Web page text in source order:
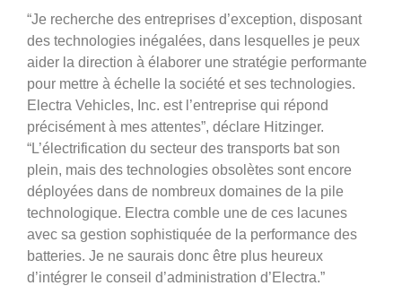
“Je recherche des entreprises d’exception, disposant
des technologies inégalées, dans lesquelles je peux
aider la direction à élaborer une stratégie performante
pour mettre à échelle la société et ses technologies.
Electra Vehicles, Inc. est l’entreprise qui répond
précisément à mes attentes”, déclare Hitzinger.
“L’électrification du secteur des transports bat son
plein, mais des technologies obsolètes sont encore
déployées dans de nombreux domaines de la pile
technologique. Electra comble une de ces lacunes
avec sa gestion sophistiquée de la performance des
batteries. Je ne saurais donc être plus heureux
d’intégrer le conseil d’administration d’Electra.”